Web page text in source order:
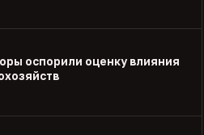
оспорили оценку влияния